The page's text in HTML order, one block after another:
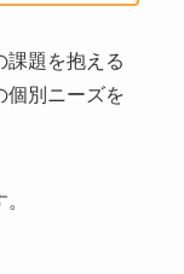
課題を抱える
個別ニーズを